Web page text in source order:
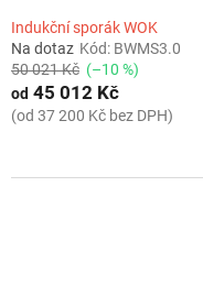
Indukční sporák WOK
Na dotaz Kód: BWMS3.0
50 021 Kč (–10 %)
od 45 012 Kč
(od 37 200 Kč bez DPH)